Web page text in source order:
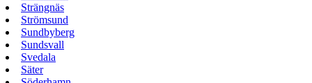
Strängnäs
Strömsund
Sundbyberg
Sundsvall
Svedala
Säter